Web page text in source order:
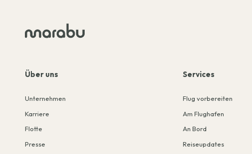
Über uns
Unternehmen
Karriere
Flotte
Presse
Services
Flug vorbereiten
Am Flughafen
An Bord
Reiseupdates